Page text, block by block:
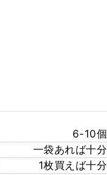
6-10個
一袋あれば十分
1枚買えば十分